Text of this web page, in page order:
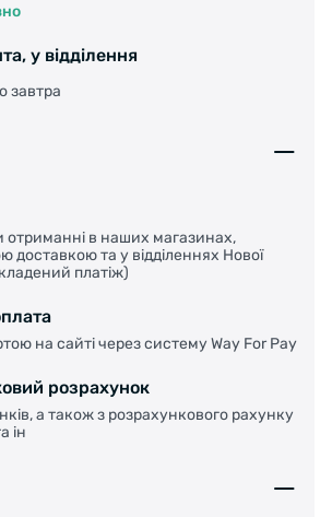
у відділення
завтра
отриманні в наших магазинах,
доставкою та у відділеннях Нової
платіж)
на сайті через систему Way For Pay
розрахунок
а також з розрахункового рахунку
ін